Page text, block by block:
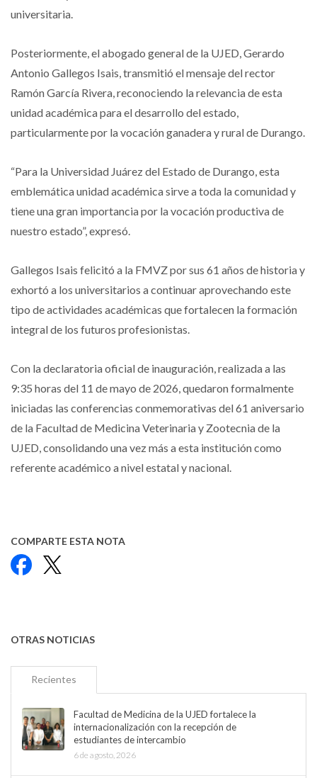
universitaria.
Posteriormente, el abogado general de la UJED, Gerardo
Antonio Gallegos Isais, transmitió el mensaje del rector
Ramón García Rivera, reconociendo la relevancia de esta
unidad académica para el desarrollo del estado,
particularmente por la vocación ganadera y rural de Durango.
“Para la Universidad Juárez del Estado de Durango, esta
emblemática unidad académica sirve a toda la comunidad y
tiene una gran importancia por la vocación productiva de
nuestro estado”, expresó.
Gallegos Isais felicitó a la FMVZ por sus 61 años de historia y
exhortó a los universitarios a continuar aprovechando este
tipo de actividades académicas que fortalecen la formación
integral de los futuros profesionistas.
Con la declaratoria oficial de inauguración, realizada a las
9:35 horas del 11 de mayo de 2026, quedaron formalmente
iniciadas las conferencias conmemorativas del 61 aniversario
de la Facultad de Medicina Veterinaria y Zootecnia de la
UJED, consolidando una vez más a esta institución como
referente académico a nivel estatal y nacional.
COMPARTE ESTA NOTA
Facebook
OTRAS NOTICIAS
Recientes
Facultad de Medicina de la UJED fortalece la
internacionalización con la recepción de
estudiantes de intercambio
6 de agosto, 2026